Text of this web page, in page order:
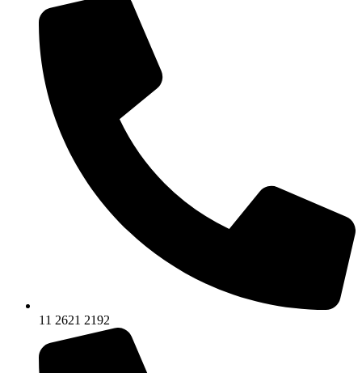
11 2621 2192